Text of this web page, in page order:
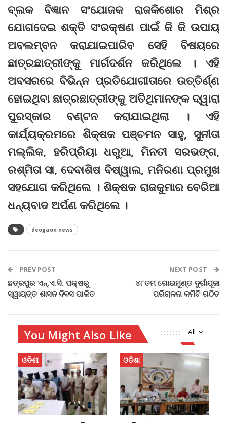
ବ୍ଲକ ବିଜ୍ଞାନ ସଂଯୋଜକ ରାଜକିଶୋର ମିଶ୍ର
ଯୋଗଦେଇ ଶକ୍ତି ସଂରକ୍ଷଣ ପାଇଁ କି କି ଉପାୟ
ଅବଲମ୍ବନ କରାଯାଇପାରିବ ସେହି ବିଷୟରେ
ଛାତ୍ରଛାତ୍ରୀଙ୍କୁ ମାର୍ଗଦର୍ଶନ କରିଥିଲେ । ଏହି
ଅବସରରେ ବିଭିନ୍ନ ପ୍ରତିଯୋଗୀତାରେ ଉତ୍ତିର୍ଣ୍ଣ
ହୋଇଥିବା ଛାତ୍ରଛାତ୍ରୀଙ୍କୁ ଅତିଥିମାନଙ୍କ ଦ୍ୱାରା
ପୁରସ୍କାର ବଣ୍ଟନ କରାଯାଇଥିଲା । ଏହି
କାର୍ଯ୍ୟକ୍ରମରେ ଶିକ୍ଷକ ପଞ୍ଚମନ ସାହୁ, ସୁନୀତା
ମଲ୍ଲିକ, ହରିପ୍ରିୟା ଧରୁଆ, ମିନତୀ ସରଭଙ୍ଗ,
ରଶ୍ମିତା ସା, ଦେବାଶିଷ ବିଷ୍ୱାଲ, ମନିରଣା ପ୍ରମୁଖ
ସହଯୋଗ କରିଥିଲେ । ଶିକ୍ଷକ ରାଜକୁମାର ବେରିଆ
ଧନ୍ୟବାଦ ଅର୍ପଣ କରିଥିଲେ ।
deogaon news
PREV POST
ଛତ୍ରପୁର ଏନ୍.ଏ.ସି. ପକ୍ଷରୁ
ସ୍ୱାୟତ୍ତ ଶାସନ ଦିବସ ପାଳିତ
NEXT POST
୪୮ତମ ଗୋଇମୁଣ୍ଡ ଦୁର୍ଗାପୂଜା
ପରିଚାଳନା କମିଟି ଗଠିତ
All
You Might Also Like
ଓଡିଶା ଓଡିଶା